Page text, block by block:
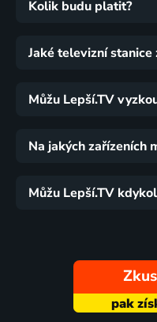
Kolik budu platit?
Jaké televizní stanice
Můžu Lepší.TV
Na jakých zařízeních
Můžu Lepší.TV